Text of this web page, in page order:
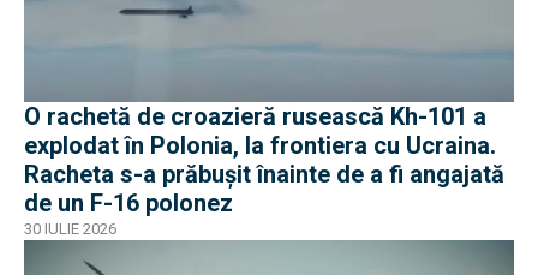
O rachetă de croazieră rusească Kh-101 a
explodat în Polonia, la frontiera cu Ucraina.
Racheta s-a prăbușit înainte de a fi angajată
de un F-16 polonez
30 IULIE 2026